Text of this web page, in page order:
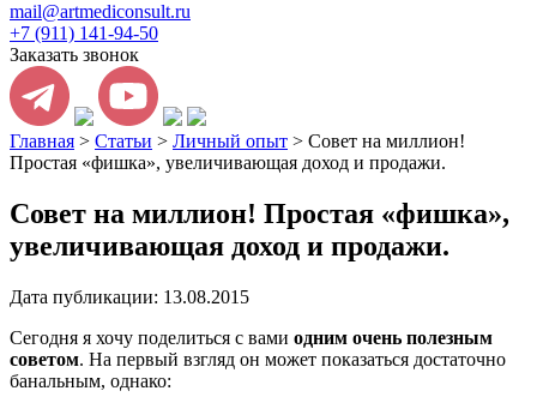
mail@artmediconsult.ru
+7 (911) 141-94-50
Заказать звонок
Главная > Статьи > Личный опыт > Совет на миллион!
Простая «фишка», увеличивающая доход и продажи.
Совет на миллион! Простая «фишка»,
увеличивающая доход и продажи.
Дата публикации: 13.08.2015
Cегодня я хочу поделиться с вами одним очень полезным
советом. На первый взгляд он может показаться достаточно
банальным, однако: